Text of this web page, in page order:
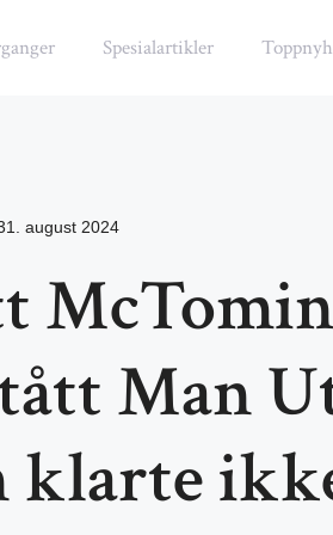
Spesialartikler
august 2024
Man
klarte